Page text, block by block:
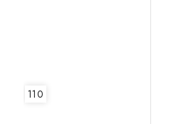
110